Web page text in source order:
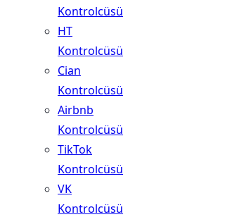
Kontrolcüsü
HT
Kontrolcüsü
Cian
Kontrolcüsü
Airbnb
Kontrolcüsü
TikTok
Kontrolcüsü
VK
Kontrolcüsü